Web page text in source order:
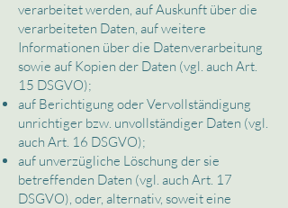
verarbeitet werden, auf Auskunft über die
verarbeiteten Daten, auf weitere
Informationen über die Datenverarbeitung
sowie auf Kopien der Daten (vgl. auch Art.
15 DSGVO);
auf Berichtigung oder Vervollständigung
unrichtiger bzw. unvollständiger Daten (vgl.
auch Art. 16 DSGVO);
auf unverzügliche Löschung der sie
betreffenden Daten (vgl. auch Art. 17
DSGVO), oder, alternativ, soweit eine